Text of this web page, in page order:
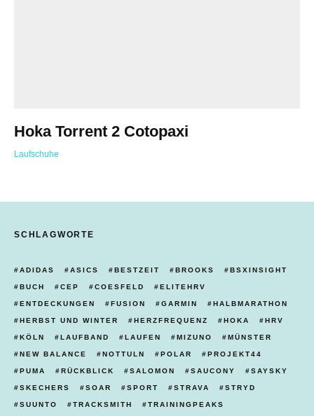
Hoka Torrent 2 Cotopaxi
Laufschuhe
SCHLAGWORTE
ADIDAS ASICS BESTZEIT BROOKS BSXINSIGHT
BUCH CEP COESFELD ELITEHRV
ENTDECKUNGEN FUSION GARMIN HALBMARATHON
HERBST UND WINTER HERZFREQUENZ HOKA HRV
KÖLN LAUFBAND LAUFEN MIZUNO MÜNSTER
NEW BALANCE NOTTULN POLAR PROJEKT44
PUMA RÜCKBLICK SALOMON SAUCONY SAYSKY
SKECHERS SOAR SPORT STRAVA STRYD
SUUNTO TRACKSMITH TRAININGPEAKS